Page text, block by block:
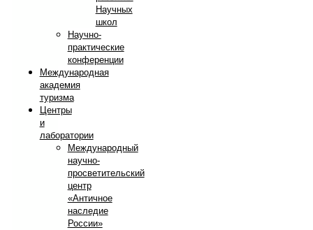
Научных
школ
Научно-
практические
конференции
Международная
академия
туризма
Центры
и
лаборатории
Международный
научно-
просветительский
центр
«Античное
наследие
России»